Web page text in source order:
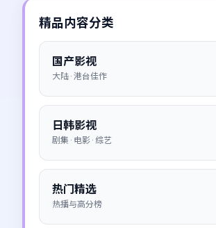
精品内容分类
国产影视
大陆 · 港台佳作
日韩影视
剧集 · 电影 · 综艺
热门精选
热播与高分榜